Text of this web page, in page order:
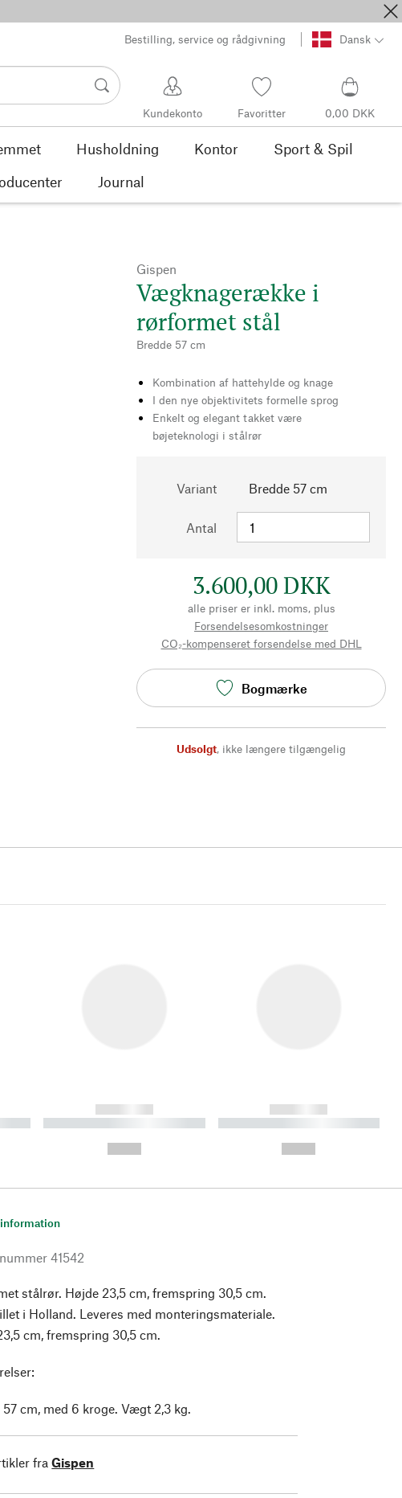
Bestilling, service og rådgivning Dansk
Kundekonto Favoritter 0,00 DKK
Husholdning Kontor
Sport & Spil
Journal
Gispen
Vægknagerække i
rørformet stål
Bredde 57 cm
Kombination af hattehylde og knage
I den nye objektivitets formelle sprog
Enkelt og elegant takket være
bøjeteknologi i stålrør
Variant Bredde 57 cm
Antal
3.600,00 DKK
alle priser er inkl. moms, plus
Forsendelsesomkostninger
CO₂-kompenseret forsendelse med DHL
Bogmærke
Udsolgt, ikke længere tilgængelig
------------
----------- ----------- ----------
------------
----------- ----------- ----------
41542
stålrør. Højde 23,5 cm, fremspring 30,5 cm.
i Holland. Leveres med monteringsmateriale.
cm, fremspring 30,5 cm.
57 cm, med 6 kroge. Vægt 2,3 kg.
fra Gispen